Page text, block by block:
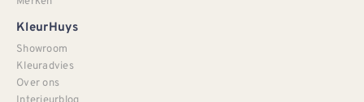
KleurHuys
Showroom
Kleuradvies
Over ons
Interieurblog